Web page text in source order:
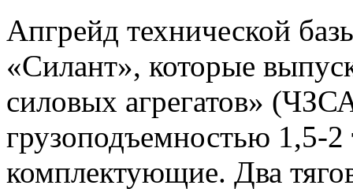
Апгрейд технической
«Силант», которые
силовых агрегатов»
грузоподъемностью 1,5-
комплектующие. Два